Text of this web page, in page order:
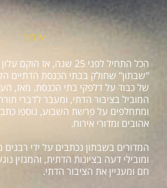
אודות
הכל התחיל לפני 25 שנה, אז
"שבתון" שחולק בבתי הכנסת הדתיים
של כבוד על דלפקי בתי הכנסת. מאז,
המוביל בציבור הדתי, ומעבר לדברי
ומתחלפים על פרשת השבוע, נוספו
אהובים ומדורי אירוח.
המדורים בשבתון נכתבים על ידי רבנים
ומובילי דעה בציונות הדתית, והמגזין
חם ומעניין את הציבור הדתי.